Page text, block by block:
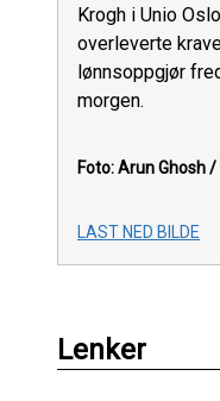
Krogh i Unio
overleverte
lønnsoppgjør
morgen.
Foto: Arun Ghosh /
LAST NED BILDE
Lenker